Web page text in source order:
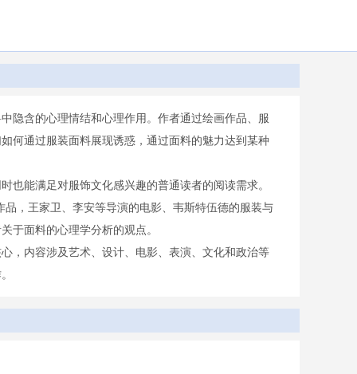
隐含的心理情结和心理作用。作者通过绘画作品、服
何通过服装面料展现诱惑，通过面料的魅力达到某种
也能满足对服饰文化感兴趣的普通读者的阅读需求。
，王家卫、李安等导演的电影、韦斯特伍德的服装与
于面料的心理学分析的观点。
，内容涉及艺术、设计、电影、表演、文化和政治等